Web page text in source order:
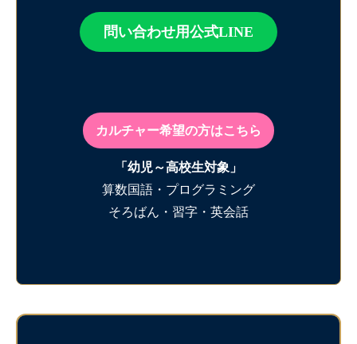
問い合わせ用公式LINE
カルチャー希望の方はこちら
「幼児～高校生対象」
算数国語・プログラミング
そろばん・習字・英会話